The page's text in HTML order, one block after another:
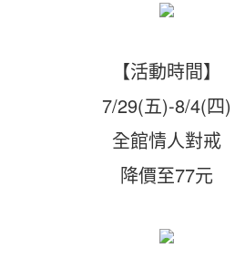
【活動時間】
7/29(五)-8/4(四)
全館情人對戒
降價至77元